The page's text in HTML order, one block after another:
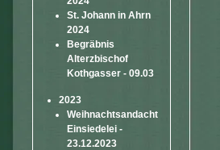
St. Johann in Ahrn
2024
Begräbnis
Alterzbischof
Kothgasser - 09.03
2023
Weihnachtsandacht
Einsiedelei -
23.12.2023